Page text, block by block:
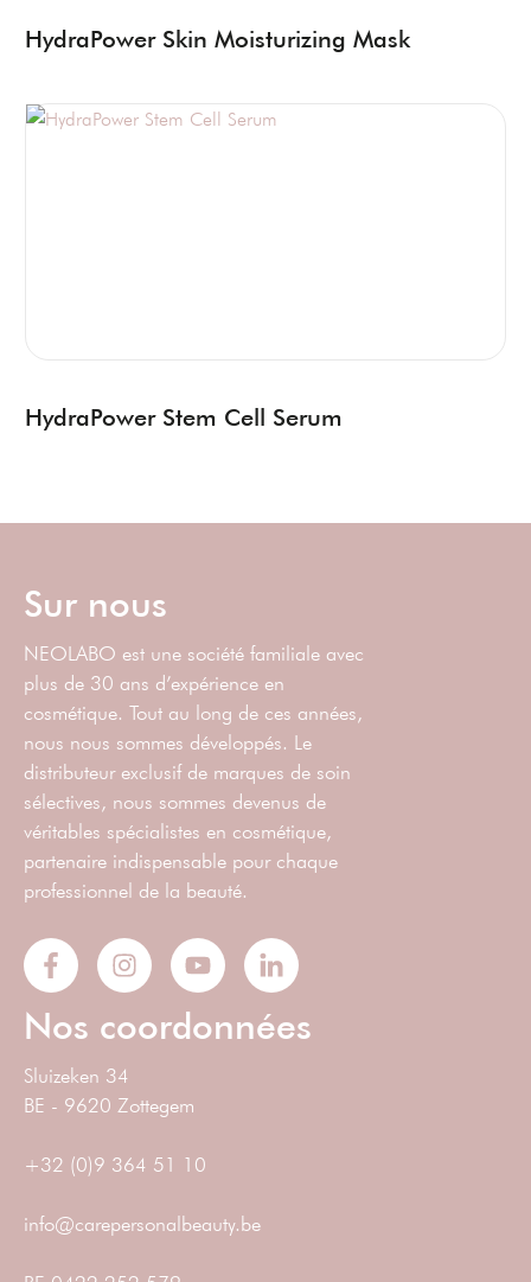
HydraPower Skin Moisturizing Mask
HydraPower Stem Cell Serum
Sur nous
NEOLABO est une société familiale avec
plus de 30 ans d’expérience en
cosmétique. Tout au long de ces années,
nous nous sommes développés. Le
distributeur exclusif de marques de soin
sélectives, nous sommes devenus de
véritables spécialistes en cosmétique,
partenaire indispensable pour chaque
professionnel de la beauté.
Nos coordonnées
Sluizeken 34
BE - 9620 Zottegem
+32 (0)9 364 51 10
info@carepersonalbeauty.be